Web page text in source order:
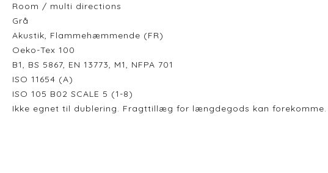
Room / multi directions
Grå
Akustik, Flammehæmmende (FR)
Oeko-Tex 100
B1, BS 5867, EN 13773, M1, NFPA 701
ISO 11654 (A)
ISO 105 B02 SCALE 5 (1-8)
Ikke egnet til dublering. Fragttillæg for længdegods kan forekomme.